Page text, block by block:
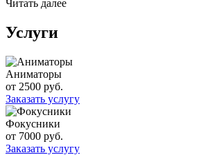
Читать далее
Услуги
Аниматоры
от 2500 руб.
Заказать услугу
Фокусники
от 7000 руб.
Заказать услугу